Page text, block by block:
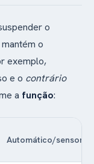
o
mantém o
exemplo,
e o contrário
a função:
Automático/sensorial